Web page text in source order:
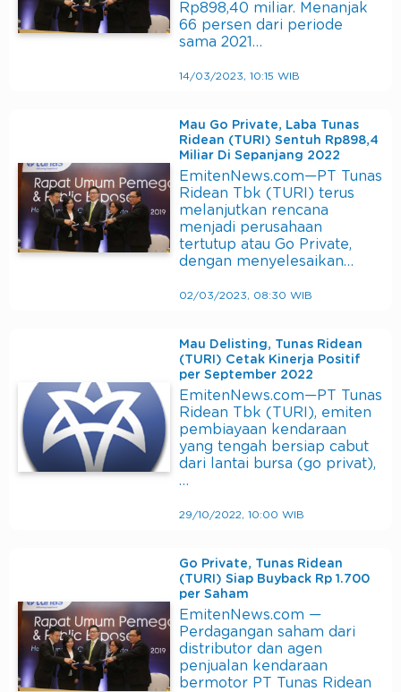
Rp898,40 miliar. Menanjak
66 persen dari periode
sama 2021…
14/03/2023, 10:15 WIB
Mau Go Private, Laba Tunas
Ridean (TURI) Sentuh Rp898,4
Miliar Di Sepanjang 2022
EmitenNews.com—PT Tunas
Ridean Tbk (TURI) terus
melanjutkan rencana
menjadi perusahaan
tertutup atau Go Private,
dengan menyelesaikan…
02/03/2023, 08:30 WIB
Mau Delisting, Tunas Ridean
(TURI) Cetak Kinerja Positif
per September 2022
EmitenNews.com—PT Tunas
Ridean Tbk (TURI), emiten
pembiayaan kendaraan
yang tengah bersiap cabut
dari lantai bursa (go privat),
…
29/10/2022, 10:00 WIB
Go Private, Tunas Ridean
(TURI) Siap Buyback Rp 1.700
per Saham
EmitenNews.com —
Perdagangan saham dari
distributor dan agen
penjualan kendaraan
bermotor PT Tunas Ridean